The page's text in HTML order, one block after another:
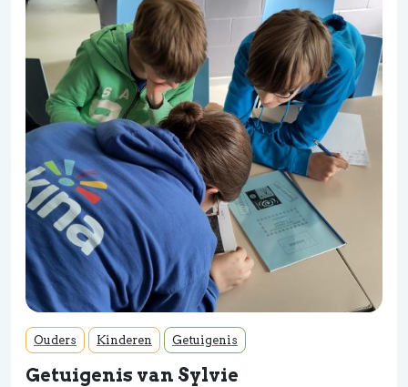
Ouders Kinderen Getuigenis
Getuigenis van Sylvie